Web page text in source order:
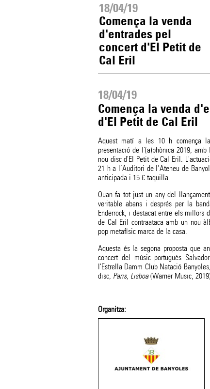
18/04/19
Comença la venda
d'entrades pel
concert d'El Petit de
Cal Eril
18/04/19
Comença la venda
d'El Petit de Cal Eril
Aquest matí a les 10 h comença la
presentació de l'(a)phònica 2019,
nou disc d'El Petit de Cal Eril.
21 h a l’Auditori de l’Ateneu de
anticipada i 15 € taquilla.
Quan fa tot just un any del
veritable abans i després per la
Enderrock, i destacat entre els millors
de Cal Eril contraataca amb un nou
pop metafísic marca de la casa.
Aquesta és la segona proposta que
concert del músic portuguès
l'Estrella Damm Club Natació
disc, Paris, Lisboa(Warner Music,
Amb el suport de: